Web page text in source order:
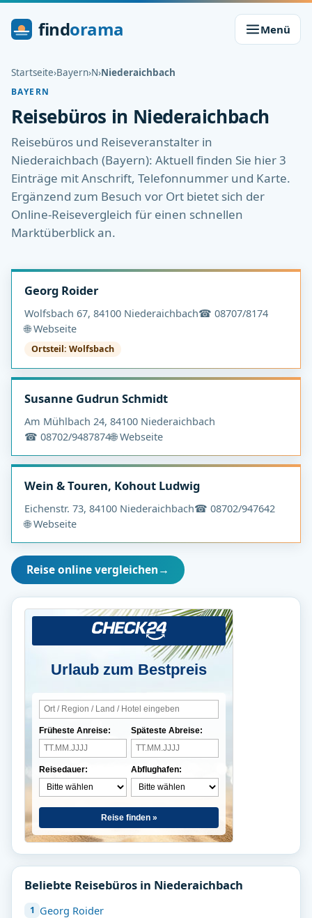
findorama Menü
Startseite›Bayern›N›Niederaichbach
BAYERN
Reisebüros in Niederaichbach
Reisebüros und Reiseveranstalter in
Niederaichbach (Bayern): Aktuell finden Sie hier 3
Einträge mit Anschrift, Telefonnummer und Karte.
Ergänzend zum Besuch vor Ort bietet sich der
Online-Reisevergleich für einen schnellen
Marktüberblick an.
Georg Roider
Wolfsbach 67, 84100 Niederaichbach☎ 08707/8174
🌐 Webseite
Ortsteil: Wolfsbach
Susanne Gudrun Schmidt
Am Mühlbach 24, 84100 Niederaichbach
☎ 08702/9487874🌐 Webseite
Wein & Touren, Kohout Ludwig
Eichenstr. 73, 84100 Niederaichbach☎ 08702/947642
🌐 Webseite
Reise online vergleichen→
Urlaub zum Bestpreis
Früheste Anreise:
Reisedauer:
Späteste Abreise:
Abflughafen:
Reise finden »
Beliebte Reisebüros in Niederaichbach
Georg Roider